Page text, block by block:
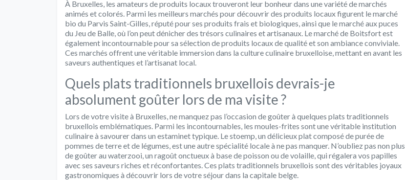
À Bruxelles, les amateurs de produits locaux trouveront leur bonheur dans une variété de marchés
animés et colorés. Parmi les meilleurs marchés pour découvrir des produits locaux figurent le marché
bio du Parvis Saint-Gilles, réputé pour ses produits frais et biologiques, ainsi que le marché aux puces
du Jeu de Balle, où l’on peut dénicher des trésors culinaires et artisanaux. Le marché de Boitsfort est
également incontournable pour sa sélection de produits locaux de qualité et son ambiance conviviale.
Ces marchés offrent une véritable immersion dans la culture culinaire bruxelloise, mettant en avant les
saveurs authentiques et l’artisanat local.
Quels plats traditionnels bruxellois devrais-je
absolument goûter lors de ma visite ?
Lors de votre visite à Bruxelles, ne manquez pas l’occasion de goûter à quelques plats traditionnels
bruxellois emblématiques. Parmi les incontournables, les moules-frites sont une véritable institution
culinaire à savourer dans un estaminet typique. Le stoemp, un délicieux plat composé de purée de
pommes de terre et de légumes, est une autre spécialité locale à ne pas manquer. N’oubliez pas non plus
de goûter au waterzooi, un ragoût onctueux à base de poisson ou de volaille, qui régalera vos papilles
avec ses saveurs riches et réconfortantes. Ces plats traditionnels bruxellois sont des véritables joyaux
gastronomiques à découvrir lors de votre séjour dans la capitale belge.